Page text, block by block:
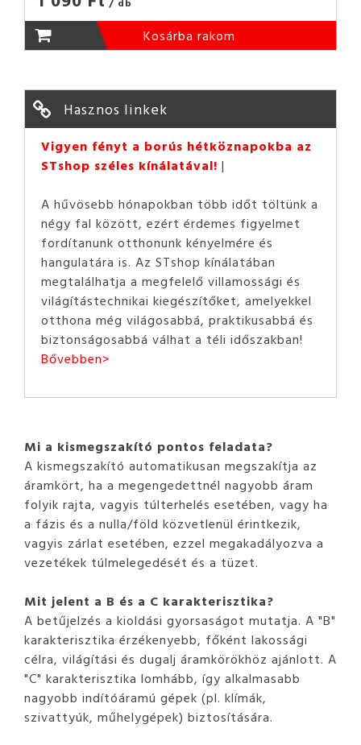
Kosárba rakom
Hasznos linkek
Vigyen fényt a borús hétköznapokba az
STshop széles kínálatával!
A hűvösebb hónapokban több időt töltünk a
négy fal között, ezért érdemes figyelmet
fordítanunk otthonunk kényelmére és
hangulatára is. Az STshop kínálatában
megtalálhatja a megfelelő villamossági és
világítástechnikai kiegészítőket, amelyekkel
otthona még világosabbá, praktikusabbá és
biztonságosabbá válhat a téli időszakban!
Bővebben>
Mi a kismegszakító pontos feladata?
A kismegszakító automatikusan megszakítja az
áramkört, ha a megengedettnél nagyobb áram
folyik rajta, vagyis túlterhelés esetében, vagy ha
a fázis és a nulla/föld közvetlenül érintkezik,
vagyis zárlat esetében, ezzel megakadályozva a
vezetékek túlmelegedését és a tüzet.
Mit jelent a B és a C karakterisztika?
A betűjelzés a kioldási gyorsaságot mutatja. A "B"
karakterisztika érzékenyebb, főként lakossági
célra, világítási és dugalj áramkörökhöz ajánlott. A
"C" karakterisztika lomhább, így alkalmasabb
nagyobb indítóáramú gépek (pl. klímák,
szivattyúk, műhelygépek) biztosítására.